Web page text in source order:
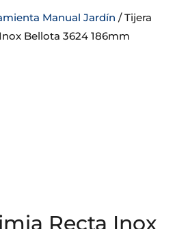
Manual Jardín / Tijera
Bellota 3624 186mm
Recta Inox